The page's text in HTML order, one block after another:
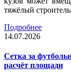
тяжёлый
Подробнее
14.07.2026
Сетка за
расчёт площади